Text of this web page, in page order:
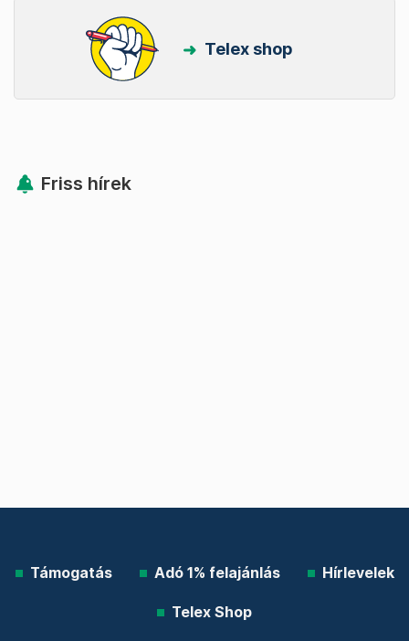
Telex shop
Friss hírek
Támogatás Adó 1% felajánlás Hírlevelek
Telex Shop